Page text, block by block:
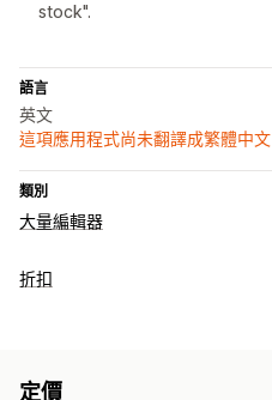
stock".
語言
英文
這項應用程式尚未翻譯成繁體中文
類別
大量編輯器
折扣
定價